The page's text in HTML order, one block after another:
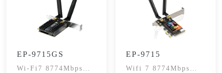
EP-9715GS
Wi-Fi7 8774Mbps网
EP-9715
Wifi 7 8774Mbps网